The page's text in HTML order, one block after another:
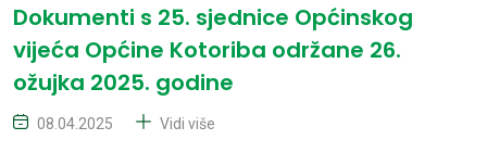
Dokumenti s 25. sjednice Općinskog
vijeća Općine Kotoriba održane 26.
ožujka 2025. godine
08.04.2025 Vidi više